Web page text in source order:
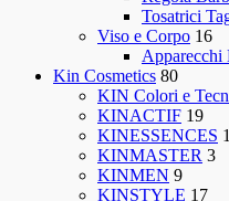
Tosatrici
Viso e Corpo 16
Apparecchi
Kin Cosmetics 80
KIN Colori e
KINACTIF 19
KINESSENCES
KINMASTER 3
KINMEN 9
KINSTYLE 17